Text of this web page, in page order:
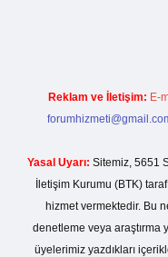
Reklam ve İletişim: E-
Yasal Uyarı: Sitemiz, 5651
İletişim Kurumu (BTK)
hizmet vermektedir. Bu
denetleme veya araştırma
üyelerimiz yazdıkları